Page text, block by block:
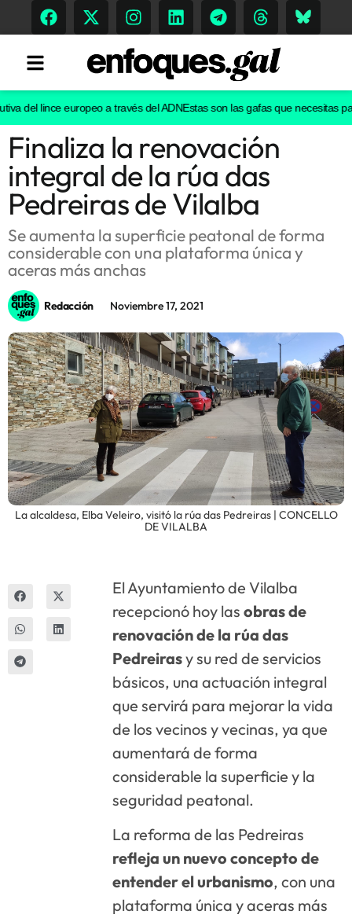
Tendencias
Memoria Histórica
Gastronomía
Escenarios
Sostenibilidad
Innova
del lince europeo a través del ADNEstas son las gafas que necesitas
Finaliza la renovación
integral de la rúa das
Pedreiras de Vilalba
Se aumenta la superficie peatonal de forma
considerable con una plataforma única y
aceras más anchas
Redacción Noviembre 17, 2021
La alcaldesa, Elba Veleiro, visitó la rúa das Pedreiras | CONCELLO
DE VILALBA
El Ayuntamiento de Vilalba
recepcionó hoy lasobras de
renovación de la rúa das
Pedreirasy su red de servicios
básicos, una actuación integral
que servirá para mejorar la vida
de los vecinos y vecinas, ya que
aumentará de forma
considerable la superficie y la
seguridad peatonal.
La reforma de las Pedreiras
refleja un nuevo concepto de
entender el urbanismo, con una
plataforma única y aceras más